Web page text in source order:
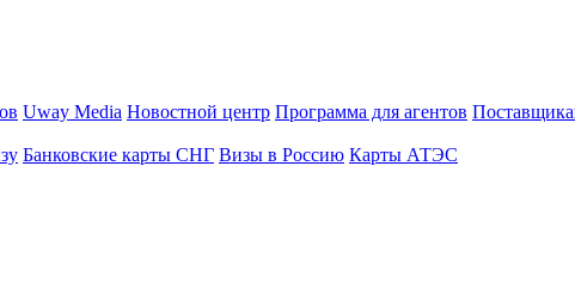
Uway Media Новостной центр Программа для агентов
Банковские карты СНГ Визы в Россию Карты АТЭС